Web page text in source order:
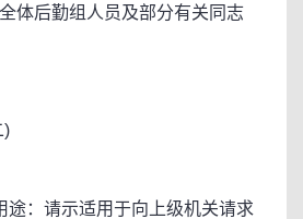
后勤组人员及部分有关同志
)
：请示适用于向上级机关请求